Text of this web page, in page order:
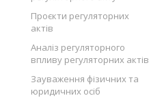
Проєкти регуляторних
актів
Аналіз регуляторного
впливу регуляторних актів
Зауваження фізичних та
юридичних осіб